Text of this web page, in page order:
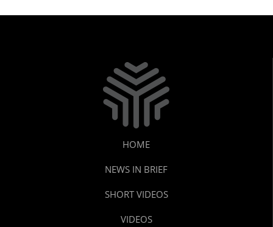
HOME
NEWS IN BRIEF
SHORT VIDEOS
VIDEOS